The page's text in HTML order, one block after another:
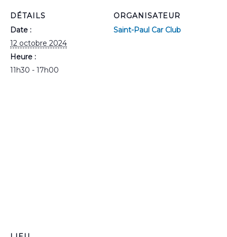
DÉTAILS
Date :
12 octobre 2024
Heure :
11h30 - 17h00
ORGANISATEUR
Saint-Paul Car Club